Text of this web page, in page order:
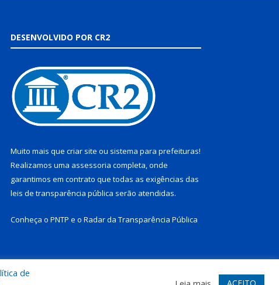
DESENVOLVIDO POR CR2
Muito mais que criar site ou sistema para prefeituras!
Realizamos uma assessoria completa, onde
garantimos em contrato que todas as exigências das
leis de transparência pública serão atendidas.
Conheça o PNTP e o Radar da Transparência Pública
Site Acessar Webmail
de
ACEITO